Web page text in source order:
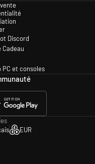
Discord
et consoles
EUR